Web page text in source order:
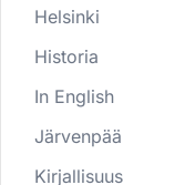
Helsinki
Historia
In English
Järvenpää
Kirjallisuus